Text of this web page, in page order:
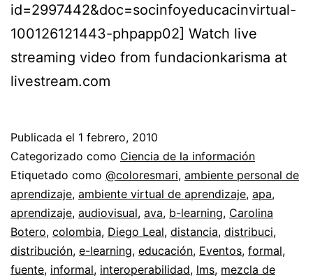
id=2997442&doc=socinfoyeducacinvirtual-
100126121443-phpapp02] Watch live
streaming video from fundacionkarisma at
livestream.com
Publicada el 1 febrero, 2010
Categorizado como Ciencia de la información
Etiquetado como @coloresmari, ambiente personal de
aprendizaje, ambiente virtual de aprendizaje, apa,
aprendizaje, audiovisual, ava, b-learning, Carolina
Botero, colombia, Diego Leal, distancia, distribuci,
distribución, e-learning, educación, Eventos, formal,
fuente, informal, interoperabilidad, lms, mezcla de